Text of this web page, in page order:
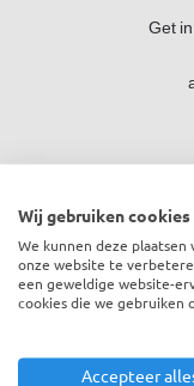
Get
Wij gebruiken cookies
We kunnen deze plaatsen
onze website te
een geweldige website-
cookies die we gebruiken
Accepteer